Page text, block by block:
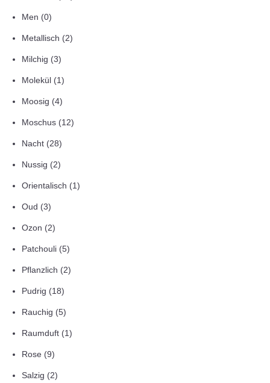
Men (0)
Metallisch (2)
Milchig (3)
Molekül (1)
Moosig (4)
Moschus (12)
Nacht (28)
Nussig (2)
Orientalisch (1)
Oud (3)
Ozon (2)
Patchouli (5)
Pflanzlich (2)
Pudrig (18)
Rauchig (5)
Raumduft (1)
Rose (9)
Salzig (2)